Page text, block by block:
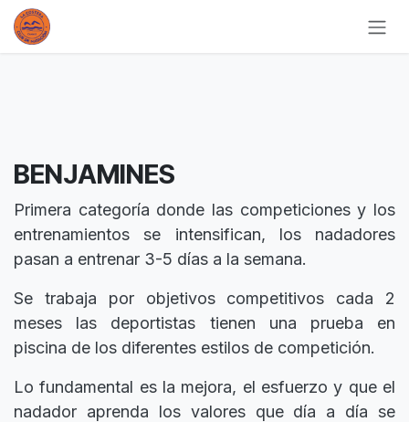
Ir al contenido
BENJAMINES
Primera categoría donde las competiciones y los
entrenamientos se intensifican, los nadadores
pasan a entrenar 3-5 días a la semana.
Se trabaja por objetivos competitivos cada 2
meses las deportistas tienen una prueba en
piscina de los diferentes estilos de competición.
Lo fundamental es la mejora, el esfuerzo y que el
nadador aprenda los valores que día a día se